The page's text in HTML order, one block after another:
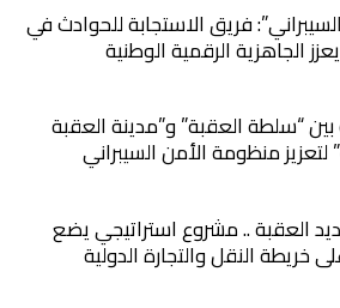
فريق الاستجابة للحوادث في
الجاهزية الرقمية الوطنية
بين “سلطة العقبة” و”مدينة العقبة
لتعزيز منظومة الأمن السيبراني
العقبة .. مشروع استراتيجي يضع
خريطة النقل والتجارة الدولية